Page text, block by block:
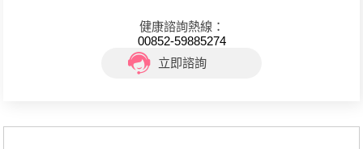
健康諮詢熱線：
00852-59885274
立即諮詢